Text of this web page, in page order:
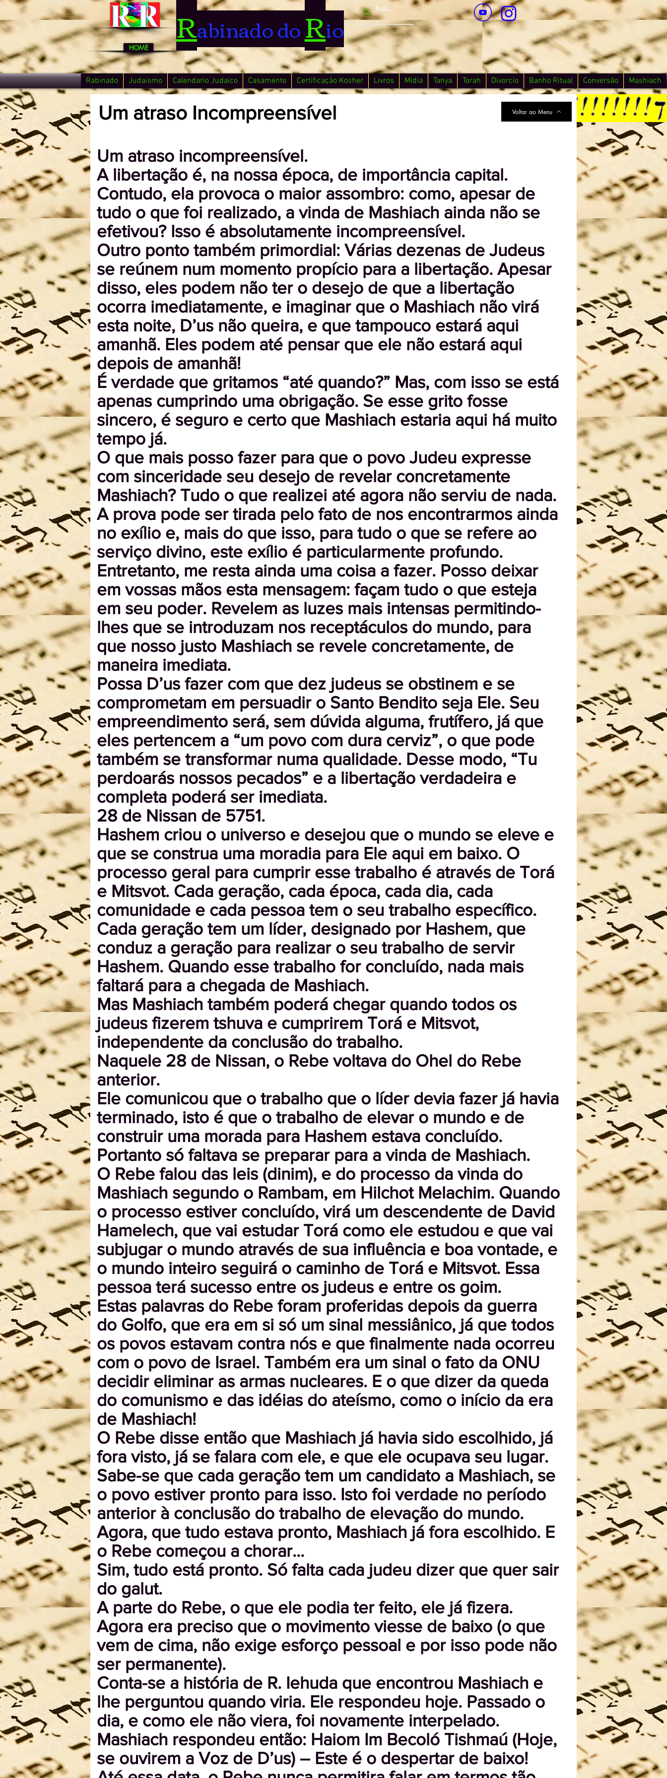
HOME Rabinado doRio
Rabinado Judaismo Calendario Judaico Casamento Certificação Kosher Livros Midia Tanya Torah Divorcio Banho Ritual Conversão Mashiach
Um atraso Incompreensível Voltar ao Menu
Um atraso incompreensível.
A libertação é, na nossa época, de importância capital.
Contudo, ela provoca o maior assombro: como, apesar de
tudo o que foi realizado, a vinda de Mashiach ainda não se
efetivou? Isso é absolutamente incompreensível.
Outro ponto também primordial: Várias dezenas de Judeus
se reúnem num momento propício para a libertação. Apesar
disso, eles podem não ter o desejo de que a libertação
ocorra imediatamente, e imaginar que o Mashiach não virá
esta noite, D’us não queira, e que tampouco estará aqui
amanhã. Eles podem até pensar que ele não estará aqui
depois de amanhã!
É verdade que gritamos “até quando?” Mas, com isso se está
apenas cumprindo uma obrigação. Se esse grito fosse
sincero, é seguro e certo que Mashiach estaria aqui há muito
tempo já.
O que mais posso fazer para que o povo Judeu expresse
com sinceridade seu desejo de revelar concretamente
Mashiach? Tudo o que realizei até agora não serviu de nada.
A prova pode ser tirada pelo fato de nos encontrarmos ainda
no exílio e, mais do que isso, para tudo o que se refere ao
serviço divino, este exílio é particularmente profundo.
Entretanto, me resta ainda uma coisa a fazer. Posso deixar
em vossas mãos esta mensagem: façam tudo o que esteja
em seu poder. Revelem as luzes mais intensas permitindo-
lhes que se introduzam nos receptáculos do mundo, para
que nosso justo Mashiach se revele concretamente, de
maneira imediata.
Possa D’us fazer com que dez judeus se obstinem e se
comprometam em persuadir o Santo Bendito seja Ele. Seu
empreendimento será, sem dúvida alguma, frutífero, já que
eles pertencem a “um povo com dura cerviz”, o que pode
também se transformar numa qualidade. Desse modo, “Tu
perdoarás nossos pecados” e a libertação verdadeira e
completa poderá ser imediata.
28 de Nissan de 5751.
Hashem criou o universo e desejou que o mundo se eleve e
que se construa uma moradia para Ele aqui em baixo. O
processo geral para cumprir esse trabalho é através de Torá
e Mitsvot. Cada geração, cada época, cada dia, cada
comunidade e cada pessoa tem o seu trabalho específico.
Cada geração tem um líder, designado por Hashem, que
conduz a geração para realizar o seu trabalho de servir
Hashem. Quando esse trabalho for concluído, nada mais
faltará para a chegada de Mashiach.
Mas Mashiach também poderá chegar quando todos os
judeus fizerem tshuva e cumprirem Torá e Mitsvot,
independente da conclusão do trabalho.
Naquele 28 de Nissan, o Rebe voltava do Ohel do Rebe
anterior.
Ele comunicou que o trabalho que o líder devia fazer já havia
terminado, isto é que o trabalho de elevar o mundo e de
construir uma morada para Hashem estava concluído.
Portanto só faltava se preparar para a vinda de Mashiach.
O Rebe falou das leis (dinim), e do processo da vinda do
Mashiach segundo o Rambam, em Hilchot Melachim. Quando
o processo estiver concluído, virá um descendente de David
Hamelech, que vai estudar Torá como ele estudou e que vai
subjugar o mundo através de sua influência e boa vontade, e
o mundo inteiro seguirá o caminho de Torá e Mitsvot. Essa
pessoa terá sucesso entre os judeus e entre os goim.
Estas palavras do Rebe foram proferidas depois da guerra
do Golfo, que era em si só um sinal messiânico, já que todos
os povos estavam contra nós e que finalmente nada ocorreu
com o povo de Israel. Também era um sinal o fato da ONU
decidir eliminar as armas nucleares. E o que dizer da queda
do comunismo e das idéias do ateísmo, como o início da era
de Mashiach!
O Rebe disse então que Mashiach já havia sido escolhido, já
fora visto, já se falara com ele, e que ele ocupava seu lugar.
Sabe-se que cada geração tem um candidato a Mashiach, se
o povo estiver pronto para isso. Isto foi verdade no período
anterior à conclusão do trabalho de elevação do mundo.
Agora, que tudo estava pronto, Mashiach já fora escolhido. E
o Rebe começou a chorar...
Sim, tudo está pronto. Só falta cada judeu dizer que quer sair
do galut.
A parte do Rebe, o que ele podia ter feito, ele já fizera.
Agora era preciso que o movimento viesse de baixo (o que
vem de cima, não exige esforço pessoal e por isso pode não
ser permanente).
Conta-se a história de R. Iehuda que encontrou Mashiach e
lhe perguntou quando viria. Ele respondeu hoje. Passado o
dia, e como ele não viera, foi novamente interpelado.
Mashiach respondeu então: Haiom Im Becoló Tishmaú (Hoje,
se ouvirem a Voz de D’us) – Este é o despertar de baixo!